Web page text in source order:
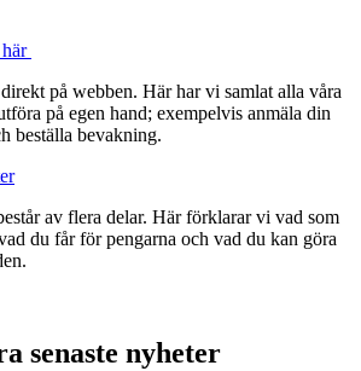
här
på webben. Här har vi samlat alla våra
på egen hand; exempelvis anmäla din
beställa bevakning.
av flera delar. Här förklarar vi vad som
du får för pengarna och vad du kan göra
senaste nyheter